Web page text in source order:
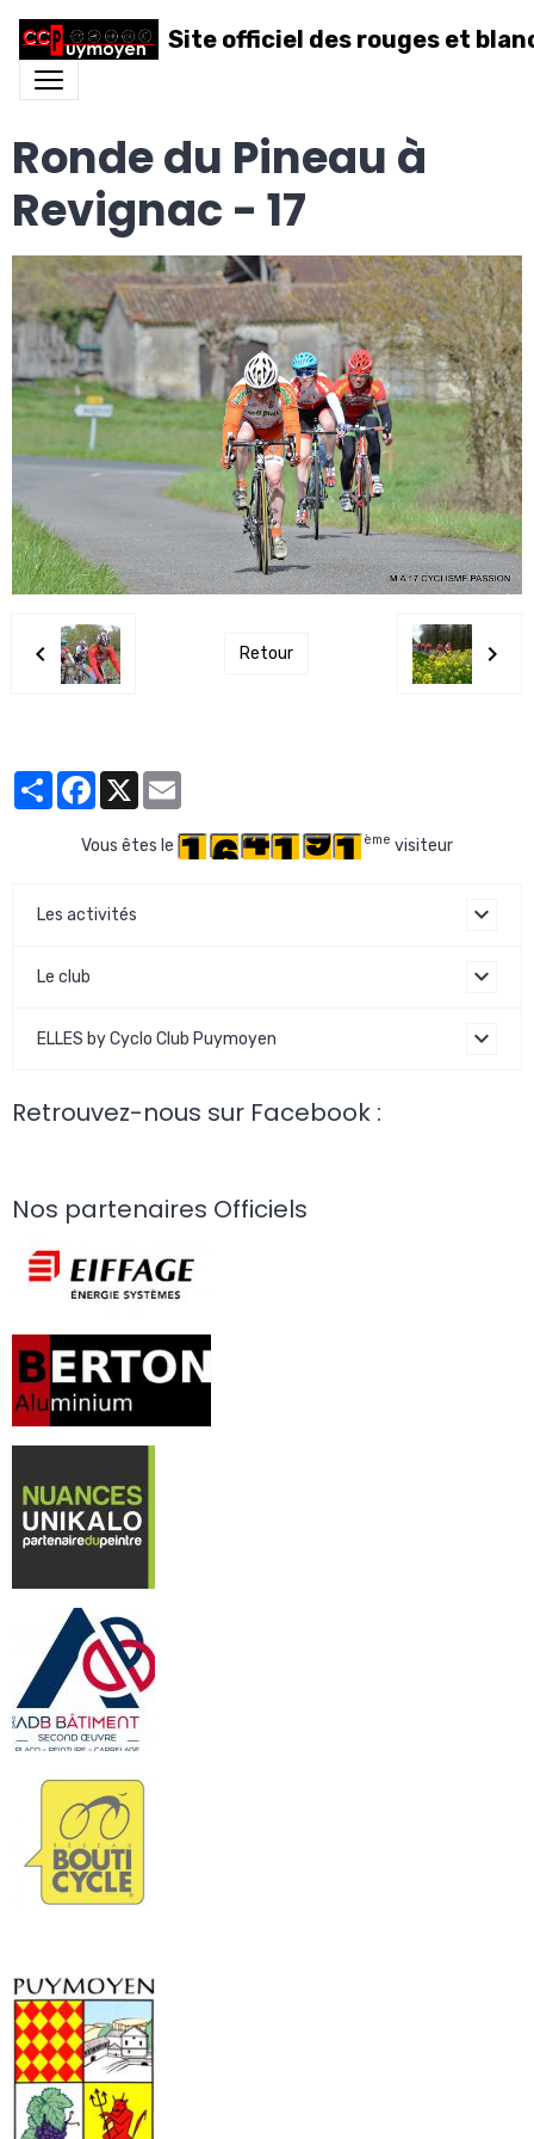
Site officiel des rouges et
Ronde du Pineau à
Revignac - 17
Retour
PartagerFacebook
X
Vous êtes le ème visiteur
Les activités
Le club
ELLES by Cyclo Club Puymoyen
Retrouvez-nous sur Facebook :
Nos partenaires Officiels